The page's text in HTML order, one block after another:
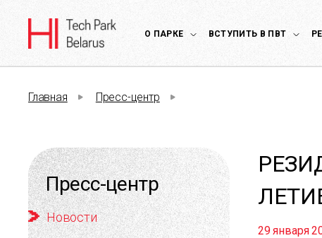
О ПАРКЕ ВСТУПИТЬ В ПВТ
Главная Пресс-центр
Пресс-центр
Новости
29 января